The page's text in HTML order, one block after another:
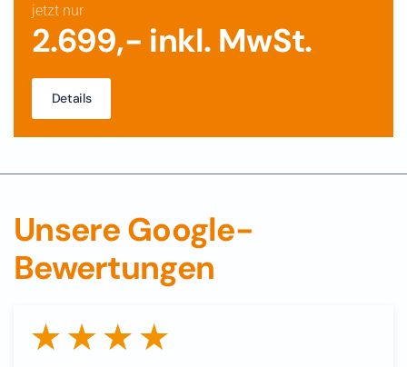
jetzt nur
2.699,- inkl. MwSt.
Details
Unsere Google-
Bewertungen